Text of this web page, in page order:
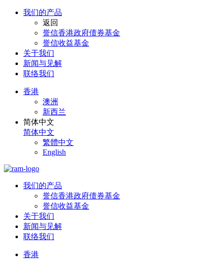
我们的产品
返回
誉信香港政府债券基金
誉信收益基金
关于我们
新闻与见解
联络我们
香港
澳洲
新西兰
简体中文
简体中文
繁體中文
English
我们的产品
誉信香港政府债券基金
誉信收益基金
关于我们
新闻与见解
联络我们
香港